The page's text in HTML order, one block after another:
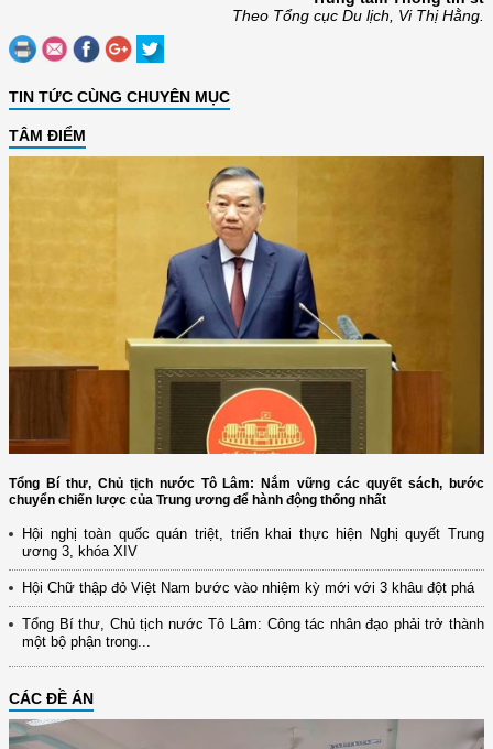
Theo Tổng cục Du lịch, Vi Thị Hằng.
TIN TỨC CÙNG CHUYÊN MỤC
TÂM ĐIỂM
Tổng Bí thư, Chủ tịch nước Tô Lâm: Nắm vững các quyết sách, bước
chuyển chiến lược của Trung ương để hành động thống nhất
Hội nghị toàn quốc quán triệt, triển khai thực hiện Nghị quyết Trung
ương 3, khóa XIV
Hội Chữ thập đỏ Việt Nam bước vào nhiệm kỳ mới với 3 khâu đột phá
Tổng Bí thư, Chủ tịch nước Tô Lâm: Công tác nhân đạo phải trở thành
một bộ phận trong...
CÁC ĐỀ ÁN